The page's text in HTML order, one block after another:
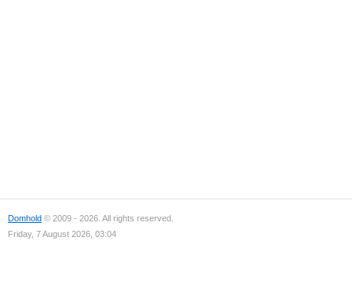
Domhold © 2009 - 2026. All rights reserved.
Friday, 7 August 2026, 03:04